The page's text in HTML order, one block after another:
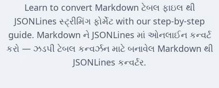
Learn to convert Markdown ટેબલ ફાઇલ થી
JSONLines સ્ટ્રીમિંગ ફોર્મેટ with our step-by-step
guide. Markdown ને JSONLines માં ઓનલાઈન કન્વર્ટ
કરો — ઝડપી ટેબલ કન્વર્ઝન માટે બનાવેલ Markdown થી
JSONLines કન્વર્ટર.